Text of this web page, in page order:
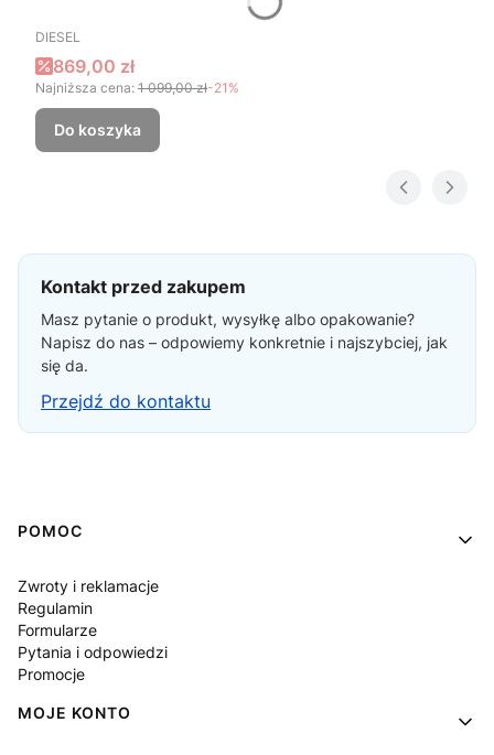
PRODUCENT
DIESEL
Cena promocyjna
869,00 zł
Najniższa cena: 1 099,00 zł-21%
Do koszyka
Kontakt przed zakupem
Masz pytanie o produkt, wysyłkę albo opakowanie?
Napisz do nas – odpowiemy konkretnie i najszybciej, jak
się da.
Przejdź do kontaktu
Linki w stopce
POMOC
Zwroty i reklamacje
Regulamin
Formularze
Pytania i odpowiedzi
Promocje
MOJE KONTO